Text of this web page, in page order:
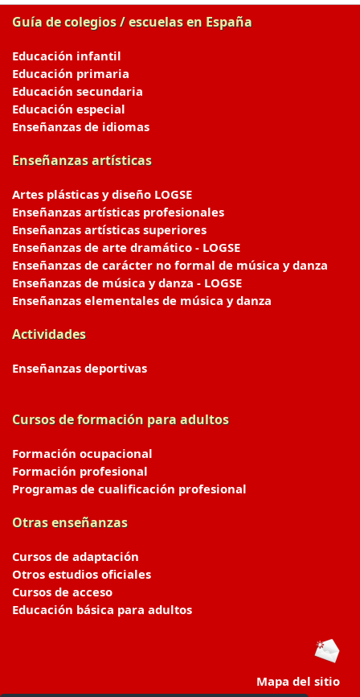
Guía de colegios / escuelas en España
Educación infantil
Educación primaria
Educación secundaria
Educación especial
Enseñanzas de idiomas
Enseñanzas artísticas
Artes plásticas y diseño LOGSE
Enseñanzas artísticas profesionales
Enseñanzas artísticas superiores
Enseñanzas de arte dramático - LOGSE
Enseñanzas de carácter no formal de música y danza
Enseñanzas de música y danza - LOGSE
Enseñanzas elementales de música y danza
Actividades
Enseñanzas deportivas
Cursos de formación para adultos
Formación ocupacional
Formación profesional
Programas de cualificación profesional
Otras enseñanzas
Cursos de adaptación
Otros estudios oficiales
Cursos de acceso
Educación básica para adultos
Mapa del sitio